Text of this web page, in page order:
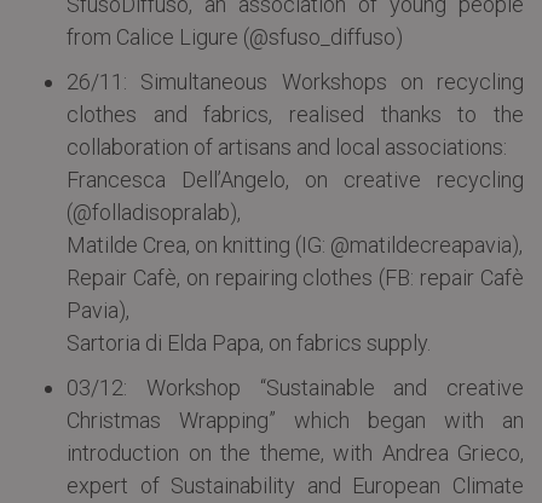
from Calice Ligure (@sfuso_diffuso)
26/11: Simultaneous Workshops on recycling
clothes and fabrics, realised thanks to the
collaboration of artisans and local associations:
Francesca Dell’Angelo, on creative recycling
(@folladisopralab),
Matilde Crea, on knitting (IG: @matildecreapavia),
Repair Cafè, on repairing clothes (FB: repair Cafè
Pavia),
Sartoria di Elda Papa, on fabrics supply.
03/12: Workshop “Sustainable and creative
Christmas Wrapping” which began with an
introduction on the theme, with Andrea Grieco,
expert of Sustainability and European Climate